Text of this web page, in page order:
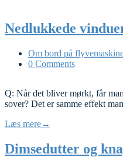
Nedlukkede
Om bord på
0 Comments
Q: Når det bliver mørkt, får
sover? Det er samme effekt
Læs mere→
Dimsedutter og